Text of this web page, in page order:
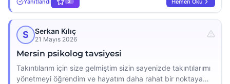
profesyonel ve samimi bir dille fark ettirdi ki, zamanla o
korktuğum ataklar hayatımdan çıkıp gitti. […]
3
S Serkan Kılıç
21 Mayıs 2026
Mersin psikolog tavsiyesi
Takıntılarım için size gelmiştim sizin sayenizde takıntılarımı
yönetmeyi öğrendim ve hayatım daha rahat bir noktaya